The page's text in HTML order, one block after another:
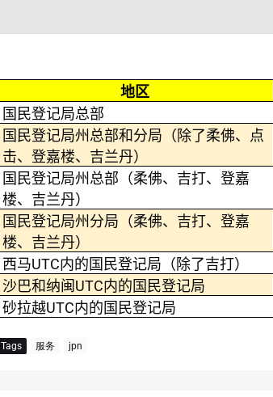
地区
国民登记局总部
国民登记局州总部和分局（除了柔佛、点
击、登嘉楼、吉兰丹）
国民登记局州总部（柔佛、吉打、登嘉
楼、吉兰丹）
国民登记局州分局（柔佛、吉打、登嘉
楼、吉兰丹）
西马UTC内的国民登记局（除了吉打）
沙巴和纳闽 UTC内的国民登记局
砂拉越UTC内的国民登记局
Tags 服务 jpn